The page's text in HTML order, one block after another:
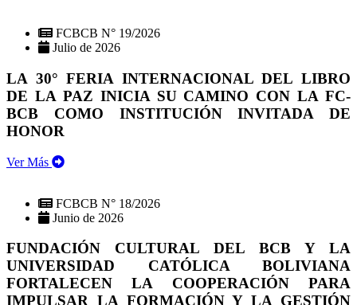
FCBCB N° 19/2026
Julio de 2026
LA 30° FERIA INTERNACIONAL DEL LIBRO
DE LA PAZ INICIA SU CAMINO CON LA FC-
BCB COMO INSTITUCIÓN INVITADA DE
HONOR
Ver Más
FCBCB N° 18/2026
Junio de 2026
FUNDACIÓN CULTURAL DEL BCB Y LA
UNIVERSIDAD CATÓLICA BOLIVIANA
FORTALECEN LA COOPERACIÓN PARA
IMPULSAR LA FORMACIÓN Y LA GESTIÓN